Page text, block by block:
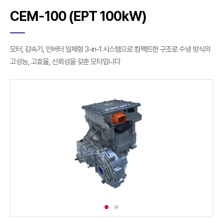
CEM-100 (EPT 100kW)
모터, 감속기, 인버터 일체형 3-in-1 시스템으로 컴팩트한 구조로 수냉 방식의
고성능, 고효율, 신뢰성을 갖춘 모터입니다